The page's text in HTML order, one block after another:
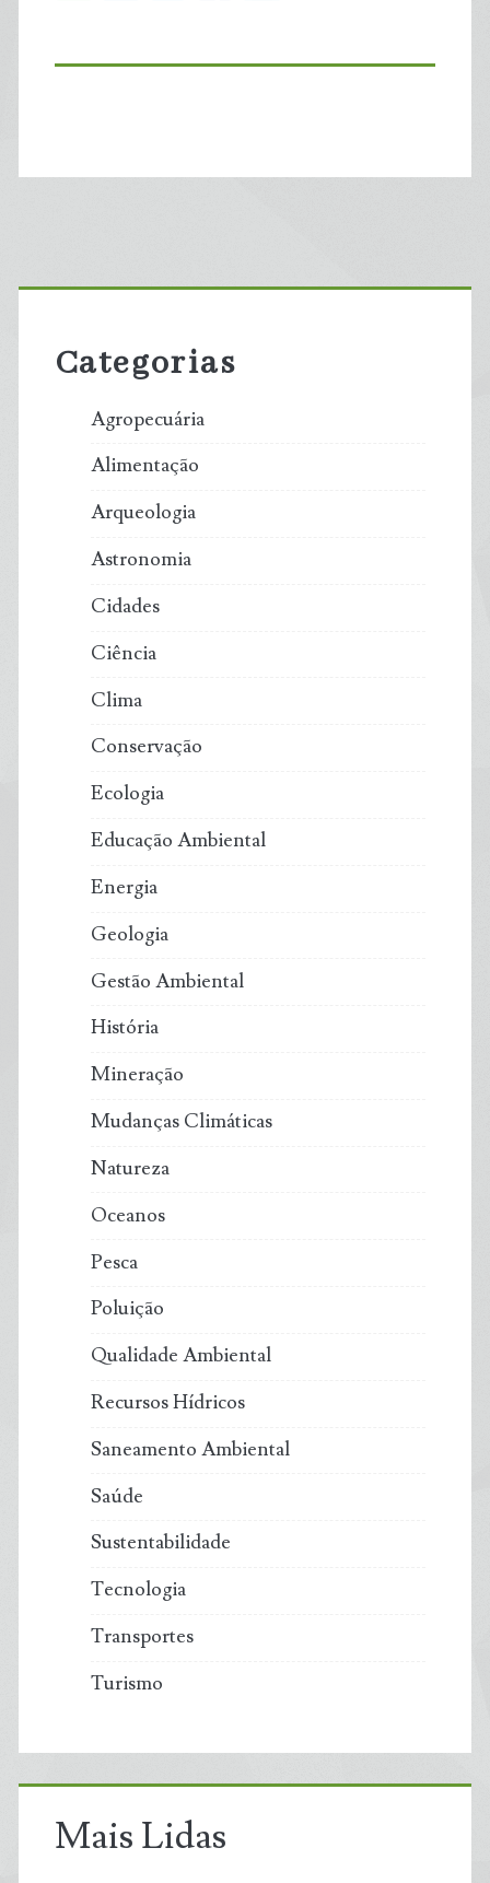
Primary
Sidebar
Categorias
Agropecuária
Alimentação
Arqueologia
Astronomia
Cidades
Ciência
Clima
Conservação
Ecologia
Educação Ambiental
Energia
Geologia
Gestão Ambiental
História
Mineração
Mudanças Climáticas
Natureza
Oceanos
Pesca
Poluição
Qualidade Ambiental
Recursos Hídricos
Saneamento Ambiental
Saúde
Sustentabilidade
Tecnologia
Transportes
Turismo
Mais Lidas